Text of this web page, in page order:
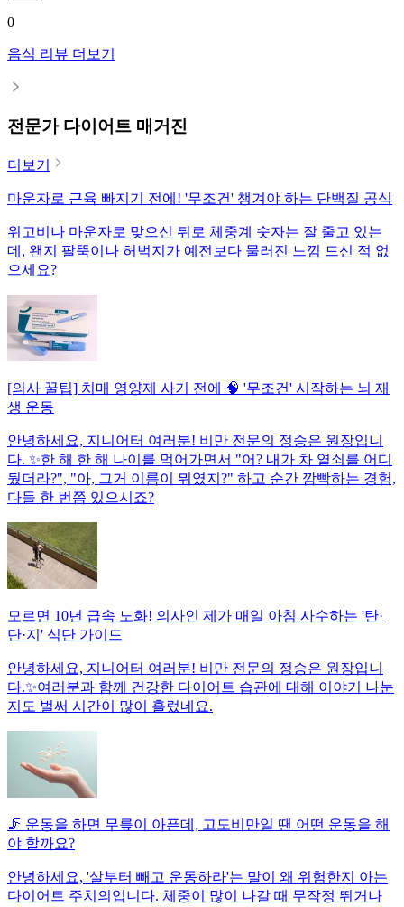
0
음식 리뷰 더보기
전문가 다이어트 매거진
더보기
마운자로 근육 빠지기 전에! '무조건' 챙겨야 하는 단백질 공식
위고비나 마운자로 맞으신 뒤로 체중계 숫자는 잘 줄고 있는
데, 왠지 팔뚝이나 허벅지가 예전보다 물러진 느낌 드신 적 없
으세요?
[의사 꿀팁] 치매 영양제 사기 전에 🧠 '무조건' 시작하는 뇌 재
생 운동
안녕하세요, 지니어터 여러분! 비만 전문의 정승은 원장입니
다. ✨한 해 한 해 나이를 먹어가면서 "어? 내가 차 열쇠를 어디
뒀더라?", "아, 그거 이름이 뭐였지?" 하고 순간 깜빡하는 경험,
다들 한 번쯤 있으시죠?
모르면 10년 급속 노화! 의사인 제가 매일 아침 사수하는 '탄·
단·지' 식단 가이드
안녕하세요, 지니어터 여러분! 비만 전문의 정승은 원장입니
다.✨여러분과 함께 건강한 다이어트 습관에 대해 이야기 나눈
지도 벌써 시간이 많이 흘렀네요.
🦵 운동을 하면 무릎이 아픈데, 고도비만일 땐 어떤 운동을 해
야 할까요?
안녕하세요, '살부터 빼고 운동하라'는 말이 왜 위험한지 아는
다이어트 주치의입니다. 체중이 많이 나갈 때 무작정 뛰거나